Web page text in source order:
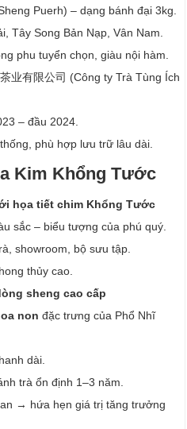
Puerh) – dạng bánh đại 3kg.
Tây Song Bản Nạp, Vân Nam.
phu tuyển chọn, giàu nội hàm.
业有限公司 (Công ty Trà Tùng Ích
– đầu 2024.
phù hợp lưu trữ lâu dài.
Kim Khổng Tước
họa tiết chim Khổng Tước
sắc – biểu tượng của phú quý.
showroom, bộ sưu tập.
thủy cao.
sheng cao cấp
non đặc trưng của Phổ Nhĩ
dài.
trà ổn định 1–3 năm.
→ hứa hẹn giá trị tăng trưởng